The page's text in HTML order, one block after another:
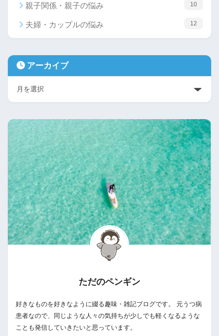
親子関係・親子の悩み 10
夫婦・カップルの悩み 12
アーカイブ
ただのペンギン
好きなものを好きなように綴る趣味・雑記ブログです。 元うつ病
患者なので、同じような人々の気持ちが少しでも軽くなるような
ことも発信していきたいと思っています。